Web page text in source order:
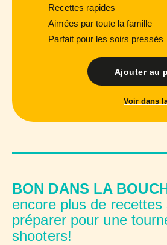
Recettes rapides
Aimées par toute la famille
Parfait pour les soirs pressés
Ajouter au
Voir dans
BON DANS LA
encore plus de recettes
préparer pour une
shooters!